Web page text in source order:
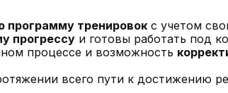
программу тренировок с учетом
прогрессу и готовы работать под
процессе и возможность
всего пути к достижению